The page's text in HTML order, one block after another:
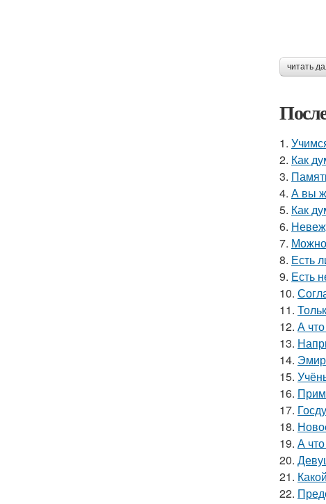
читать
1.
2. Как
3.
4. А вы
5. Как
6.
7. Можно
8. Есть
9. Есть
10.
11.
12. А
13.
14.
15.
16.
17.
18.
19. А
20.
21.
22.